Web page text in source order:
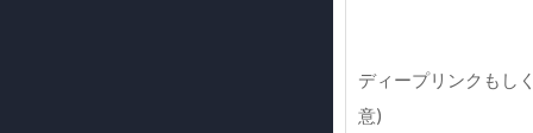
ディープリンクもし
意)